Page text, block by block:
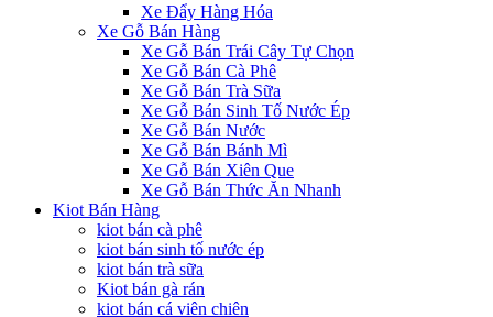
Xe Đẩy Hàng Hóa
Xe Gỗ Bán Hàng
Xe Gỗ Bán Trái Cây Tự Chọn
Xe Gỗ Bán Cà Phê
Xe Gỗ Bán Trà Sữa
Xe Gỗ Bán Sinh Tố Nước Ép
Xe Gỗ Bán Nước
Xe Gỗ Bán Bánh Mì
Xe Gỗ Bán Xiên Que
Xe Gỗ Bán Thức Ăn Nhanh
Kiot Bán Hàng
kiot bán cà phê
kiot bán sinh tố nước ép
kiot bán trà sữa
Kiot bán gà rán
kiot bán cá viên chiên